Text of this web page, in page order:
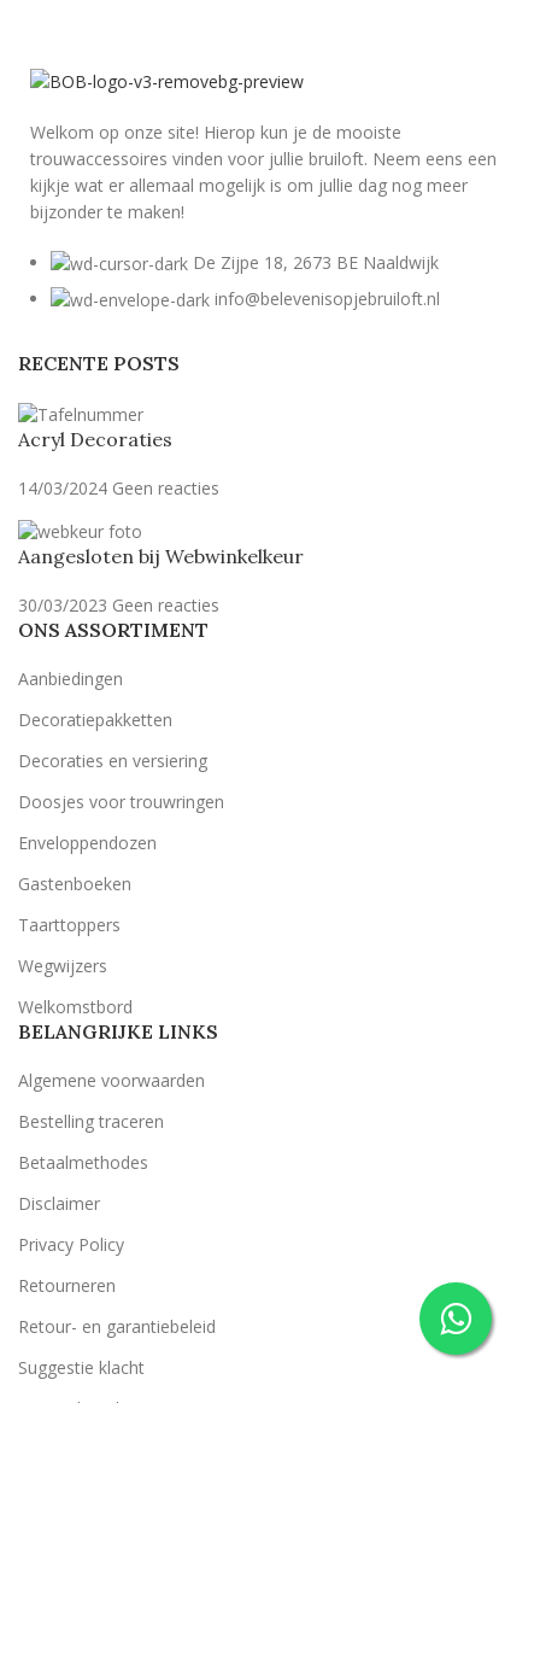
Welkom op onze site! Hierop kun je de mooiste
trouwaccessoires vinden voor jullie bruiloft. Neem eens een
kijkje wat er allemaal mogelijk is om jullie dag nog meer
bijzonder te maken!
De Zijpe 18, 2673 BE Naaldwijk
info@belevenisopjebruiloft.nl
RECENTE POSTS
Acryl Decoraties
14/03/2024 Geen reacties
Aangesloten bij Webwinkelkeur
30/03/2023 Geen reacties
ONS ASSORTIMENT
Aanbiedingen
Decoratiepakketten
Decoraties en versiering
Doosjes voor trouwringen
Enveloppendozen
Gastenboeken
Taarttoppers
Wegwijzers
Welkomstbord
BELANGRIJKE LINKS
Algemene voorwaarden
Bestelling traceren
Betaalmethodes
Disclaimer
Privacy Policy
Retourneren
Retour- en garantiebeleid
Suggestie klacht
Verzendcondities